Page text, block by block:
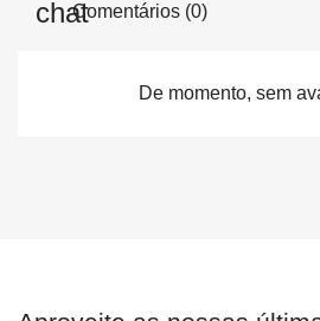
Comentários (0)
De momento, sem